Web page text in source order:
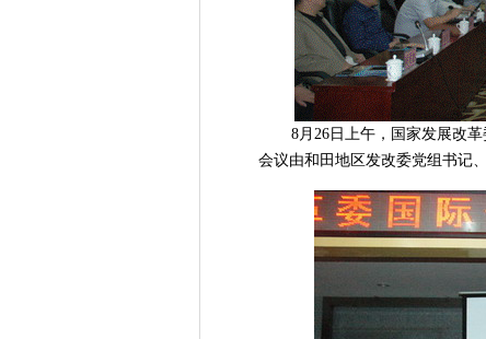
8月26日上午，国家发展改
会议由和田地区发改委党组书记